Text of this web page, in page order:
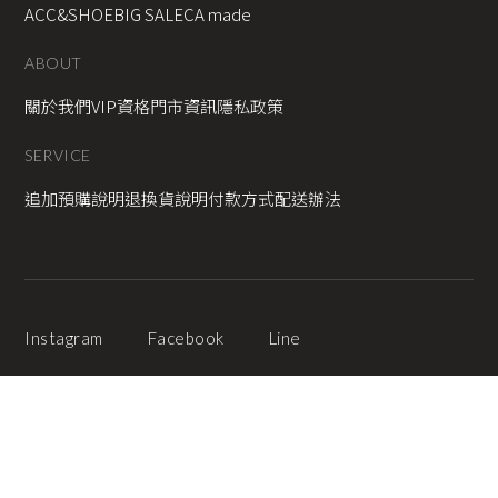
ACC&SHOEBIG SALECA made
ABOUT
關於我們VIP資格門市資訊隱私政策
SERVICE
追加預購說明退換貨說明付款方式配送辦法
Instagram Facebook Line